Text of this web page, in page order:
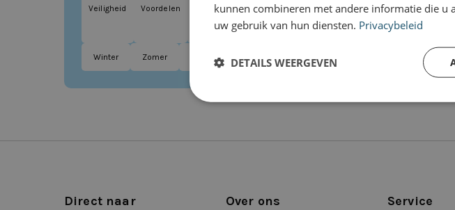
Veiligheid Voordelen Vrije
Winter Zomer
Direct naar Over ons Service
kunnen combineren met andere informatie die u
uw gebruik van hun diensten. Privacybeleid
DETAILS WEERGEVEN